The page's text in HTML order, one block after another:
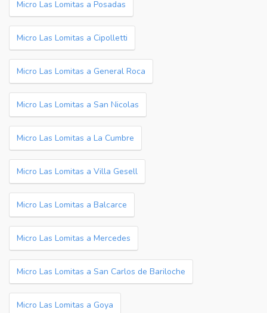
Micro Las Lomitas a Posadas
Micro Las Lomitas a Cipolletti
Micro Las Lomitas a General Roca
Micro Las Lomitas a San Nicolas
Micro Las Lomitas a La Cumbre
Micro Las Lomitas a Villa Gesell
Micro Las Lomitas a Balcarce
Micro Las Lomitas a Mercedes
Micro Las Lomitas a San Carlos de Bariloche
Micro Las Lomitas a Goya